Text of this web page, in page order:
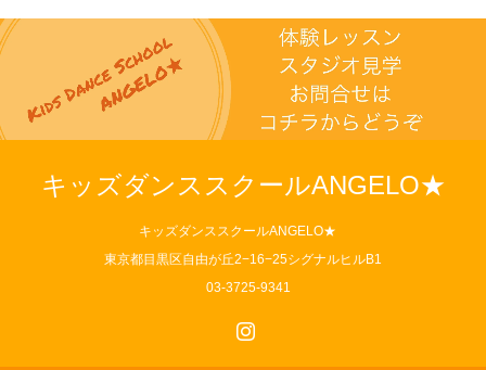
キッズダンススクールANGELO★
キッズダンススクールANGELO★
東京都目黒区自由が丘2−16−25シグナルヒルB1
03-3725-9341